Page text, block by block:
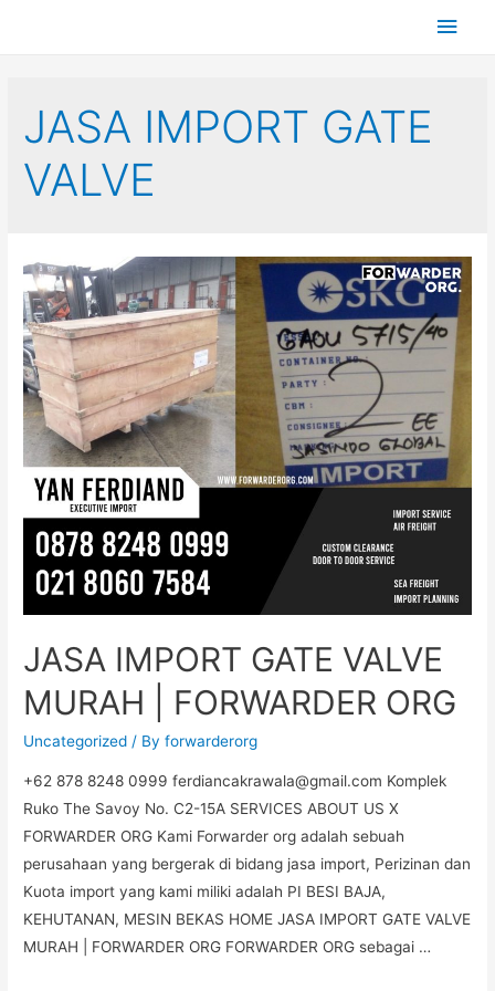
JASA IMPORT GATE
VALVE
JASA IMPORT GATE VALVE
MURAH | FORWARDER ORG
Uncategorized / Byforwarderorg
+62 878 8248 0999 ferdiancakrawala@gmail.com Komplek
Ruko The Savoy No. C2-15A SERVICES ABOUT US X
FORWARDER ORG Kami Forwarder org adalah sebuah
perusahaan yang bergerak di bidang jasa import, Perizinan dan
Kuota import yang kami miliki adalah PI BESI BAJA,
KEHUTANAN, MESIN BEKAS HOME JASA IMPORT GATE VALVE
MURAH | FORWARDER ORG FORWARDER ORG sebagai …